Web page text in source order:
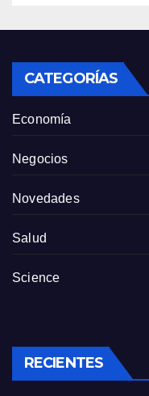
CATEGORÍAS
Economía
Negocios
Novedades
Salud
Science
RECIENTES